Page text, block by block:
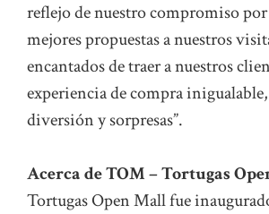
reflejo de nuestro compromiso
mejores propuestas a nuestros
encantados de traer a nuestros
experiencia de compra
diversión y sorpresas”.
Acerca de TOM – Tortugas
Tortugas Open Mall fue